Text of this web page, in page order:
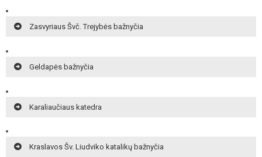
Zasvyriaus Švč. Trejybės bažnyčia
Geldapės bažnyčia
Karaliaučiaus katedra
Kraslavos Šv. Liudviko katalikų bažnyčia